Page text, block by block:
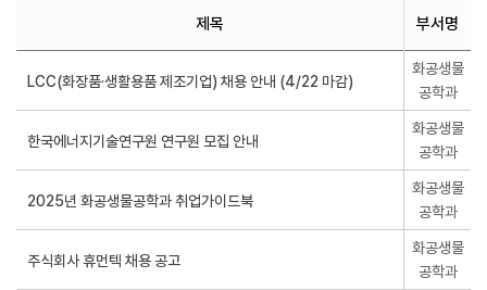
제목 부서명
화공생물
공학과
화공생물
공학과
화공생물
공학과
화공생물
공학과